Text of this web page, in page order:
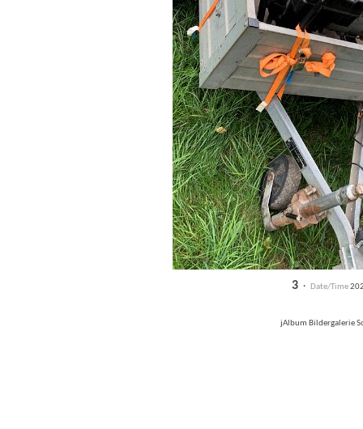
3 · Date/Time
jAlbum Bildergalerie